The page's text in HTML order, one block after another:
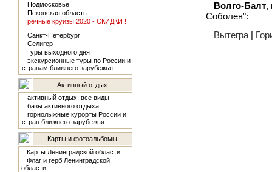
Подмосковье
Псковская область
речные круизы 2020 - СКИДКИ !
Санкт-Петербург
Селигер
туры выходного дня
экскурсионные туры по России и
странам ближнего зарубежья
Активный отдых
активный отдых, все виды
базы активного отдыха
горнолыжные курорты России и
стран ближнего зарубежья
Карты и фотоальбомы
Карты Ленинградской области
Флаг и герб Ленинградской
области
Волго-Балт,
Соболев":
Вытегра|